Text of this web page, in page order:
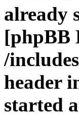
already
[phpBB
/
header
started